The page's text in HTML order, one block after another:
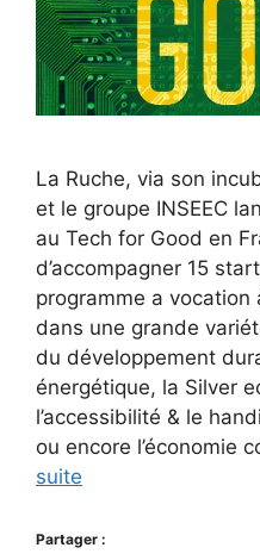
La Ruche, via son
et le groupe INSEEC
au Tech for Good en
d’accompagner 15
programme a
dans une grande
du développement
énergétique, la Silver
l’accessibilité & le
ou encore l’économie
suite
Partager :